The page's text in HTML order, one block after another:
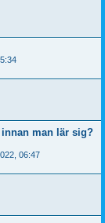
man lär sig?
06:47